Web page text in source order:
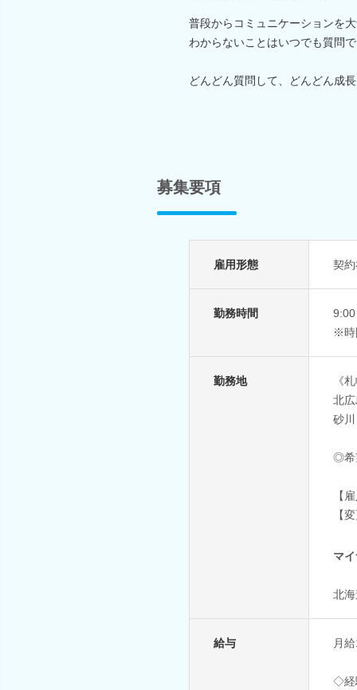
普段からコミュニケーションを
わからないことはいつでも質問
どんどん質問して、どんどん成
募集要項
雇用形態 契
勤務時間
※時
勤務地
《
北
砂川
◎希
【
【
マ
北
給与 月
◇経